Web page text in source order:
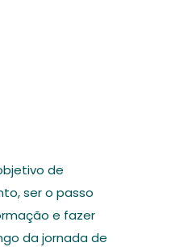
de
ser o passo
e fazer
da jornada de